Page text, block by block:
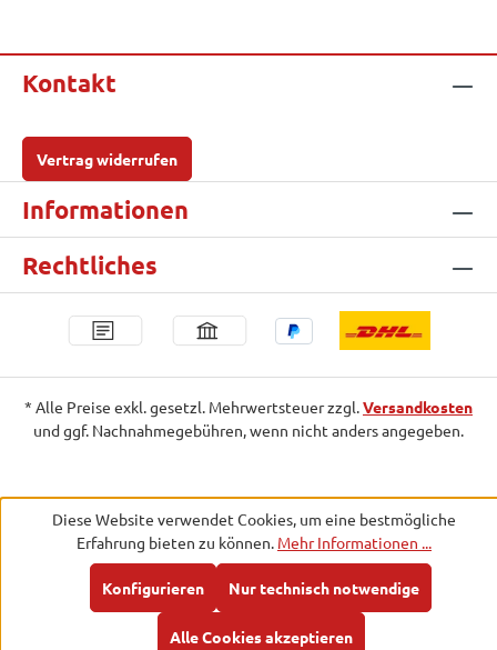
Kontakt
Vertrag widerrufen
Informationen
Rechtliches
* Alle Preise exkl. gesetzl. Mehrwertsteuer zzgl.Versandkosten
und ggf. Nachnahmegebühren, wenn nicht anders angegeben.
Diese Website verwendet Cookies, um eine bestmögliche
Erfahrung bieten zu können. Mehr Informationen ...
Nur technisch notwendige
Konfigurieren
Alle Cookies akzeptieren